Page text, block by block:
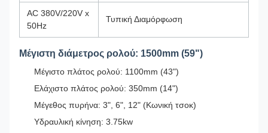
AC 380V/220V x
50Hz
Τυπική Διαμόρφωση
Μέγιστη διάμετρος ρολού: 1500mm (59")
Μέγιστο πλάτος ρολού: 1100mm (43")
Ελάχιστο πλάτος ρολού: 350mm (14")
Μέγεθος πυρήνα: 3", 6", 12" (Κωνική τσοκ)
Υδραυλική κίνηση: 3.75kw